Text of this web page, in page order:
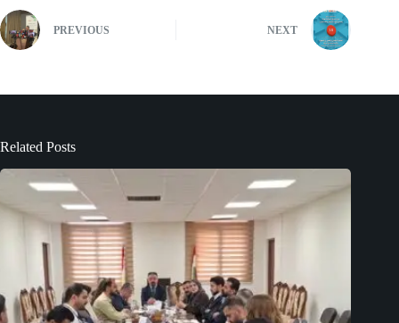
PREVIOUS NEXT
Related Posts